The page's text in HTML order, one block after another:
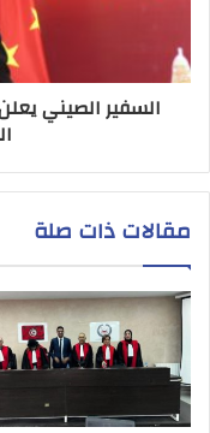
السفير الصيني
مقالات ذات صلة